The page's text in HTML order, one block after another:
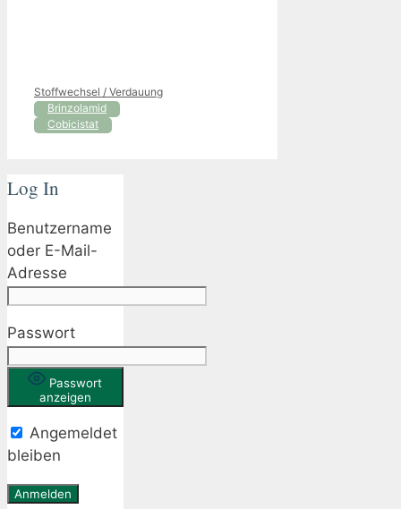
Kategorien
Stoffwechsel / Verdauung
Brinzolamid
Cobicistat
Log In
Benutzername
oder E-Mail-
Adresse
Passwort
Passwort
anzeigen
Angemeldet
bleiben